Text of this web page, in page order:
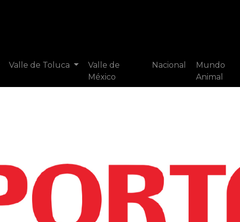
Valle de Toluca
Valle de
México
Nacional
Mundo
Animal